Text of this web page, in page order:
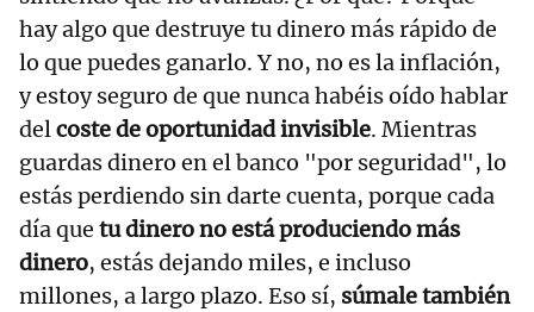
hay algo que destruye tu dinero más rápido de
lo que puedes ganarlo. Y no, no es la inflación,
y estoy seguro de que nunca habéis oído hablar
delcoste de oportunidad invisible. Mientras
guardas dinero en el banco "por seguridad", lo
estás perdiendo sin darte cuenta, porque cada
día que tu dinero no está produciendo más
dinero, estás dejando miles, e incluso
millones, a largo plazo. Eso sí, súmale también